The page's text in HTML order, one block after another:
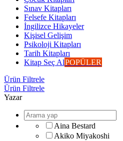
Sınav Kitapları
Felsefe Kitapları
İngilizce Hikayeler
Kişisel Gelişim
Psikoloji Kitapları
Tarih Kitapları
Kitap Seç AlPOPÜLER
Ürün Filtrele
Ürün Filtrele
Yazar
Aina Bestard
Akiko Miyakoshi